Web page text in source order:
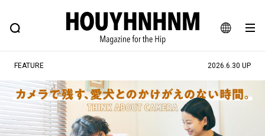
JA
EN
FEATURE BLOG SNAP
ヒップなファッション、カルチャー、ライフスタイルWEBマガジン
#注目のタグ
#SHOPPING ADDICT
FEATURE 2026.6.30 UP